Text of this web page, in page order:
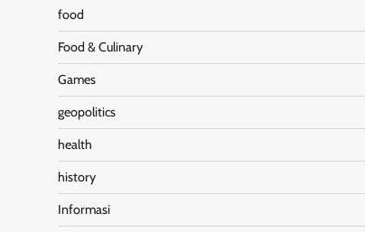
food
Food & Culinary
Games
geopolitics
health
history
Informasi